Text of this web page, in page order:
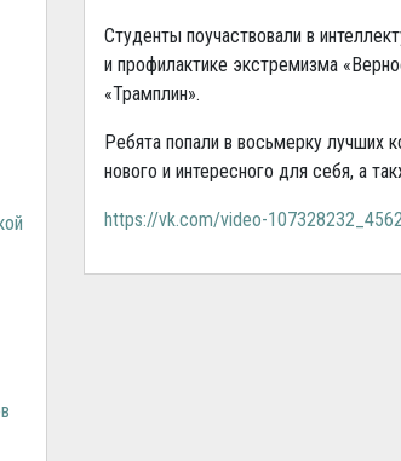
Студенты поучаствовали в
и профилактике экстремизма
«Трамплин».
Ребята попали в восьмерку лучших
нового и интересного для себя, а
https://vk.com/video-